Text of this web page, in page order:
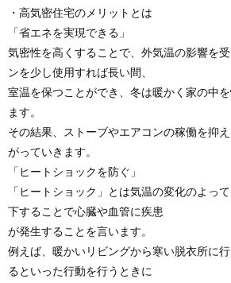
・高気密住宅のメリットとは
「省エネを実現できる」
気密性を高くすることで、外気温の影響を
ンを少し使用すれば長い間、
室温を保つことができ、冬は暖かく家の中
ます。
その結果、ストーブやエアコンの稼働を抑
がっていきます。
「ヒートショックを防ぐ」
「ヒートショック」とは気温の変化のよっ
下することで心臓や血管に疾患
が発生することを言います。
例えば、暖かいリビングから寒い脱衣所に
るといった行動を行うときに